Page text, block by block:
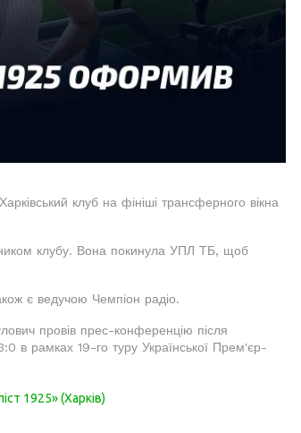
клуб на фініші трансферного вікна
клубу. Вона покинула УПЛ ТБ, щоб
є ведучою Чемпіон радіо.
провів прес-конференцію після
в рамках 19-го туру Української Прем'єр-
1925» (Харків)